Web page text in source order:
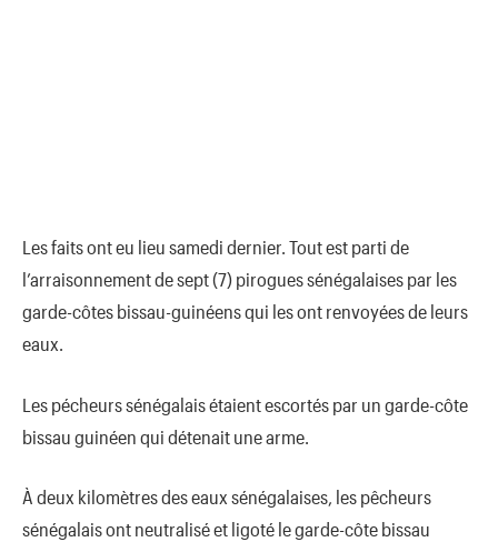
Les faits ont eu lieu samedi dernier. Tout est parti de
l’arraisonnement de sept (7) pirogues sénégalaises par les
garde-côtes bissau-guinéens qui les ont renvoyées de leurs
eaux.
Les pécheurs sénégalais étaient escortés par un garde-côte
bissau guinéen qui détenait une arme.
À deux kilomètres des eaux sénégalaises, les pêcheurs
sénégalais ont neutralisé et ligoté le garde-côte bissau